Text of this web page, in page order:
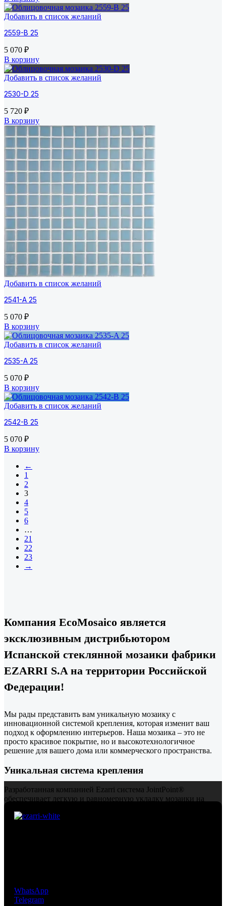
Добавить в список желаний
2559-B 25
5 070 ₽
В корзину
Добавить в список желаний
2530-D 25
5 720 ₽
В корзину
Добавить в список желаний
2541-A 25
5 070 ₽
В корзину
Добавить в список желаний
2535-A 25
5 070 ₽
В корзину
Добавить в список желаний
2542-B 25
5 070 ₽
В корзину
←
1
2
3
4
5
6
…
21
22
23
→
Компания EcoMosaico является
эксклюзивным дистрибьютором
Испанской стеклянной мозаики фабрики
EZARRI S.A на территории Российской
Федерации!
Мы рады представить вам уникальную мозаику с
инновационной системой крепления, которая изменит ваш
подход к оформлению интерьеров. Наша мозаика – это не
просто красивое покрытие, но и высокотехнологичное
решение для вашего дома или коммерческого пространства.
Уникальная система крепления
Разработанная компанией Ezarri система JointPoint®
обеспечивает легкую и равномерную укладку мозаики на
любую поверхность. Наша мозаика соединена между собой
прочными PVC-связками, которые обеспечивают надежность
Преимущества нашей мозаики:
WhatsApp
Telegram